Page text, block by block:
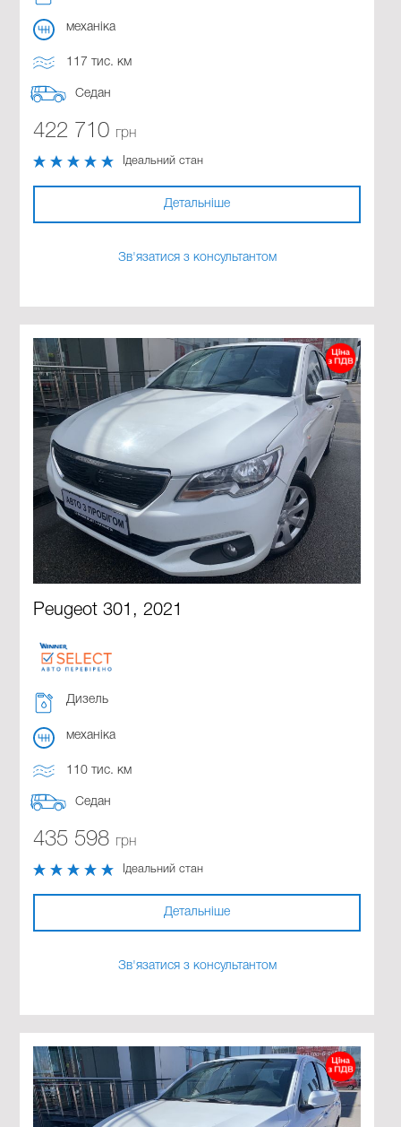
механіка
117 тис. км
Седан
422 710 грн
Ідеальний стан
Детальніше
Зв'язатися з консультантом
Peugeot 301, 2021
Дизель
механіка
110 тис. км
Седан
435 598 грн
Ідеальний стан
Детальніше
Зв'язатися з консультантом